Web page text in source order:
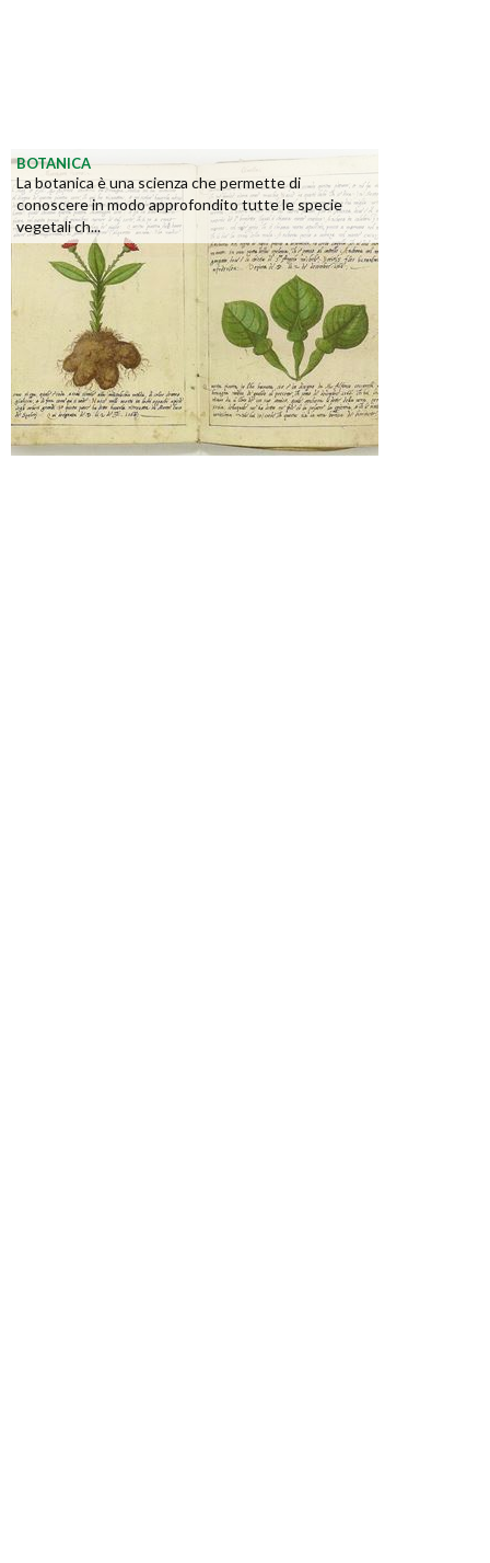
BOTANICA
La botanica è una scienza che permette di
conoscere in modo approfondito tutte le specie
vegetali ch...